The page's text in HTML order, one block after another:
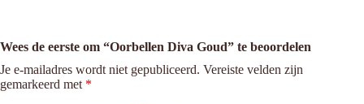
Wees de eerste om “Oorbellen Diva Goud” te beoordelen
Je e-mailadres wordt niet gepubliceerd. Vereiste velden zijn
gemarkeerd met *